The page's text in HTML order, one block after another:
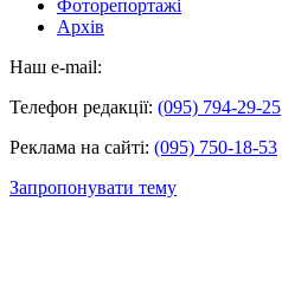
Фоторепортажі
Архів
Наш e-mail:
Телефон редакції: (095) 794-29-25
Реклама на сайті: (095) 750-18-53
Запропонувати тему